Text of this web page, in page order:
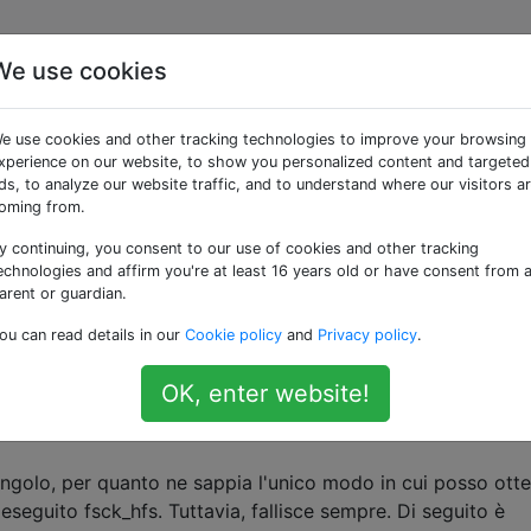
modalità utente
errori I / O nel tentativo di copiare i file. Quindi ho
per vedere se qualcosa non andava. Era. Ma poiché è il
quindi ho provato la modalità provvisoria. La
volta, ma quando ho riavviato mostra la barra di
Ogni volta che lo accendo ora, la stessa barra di
L'avvio in modalità dettagliata rivela che fsck non
per quanto ne sappia l'unico modo in cui posso
fsck_hfs. Tuttavia, fallisce sempre. Di seguito è
use cookies
use cookies and other tracking technologies to improve your browsing
on our website, to show you personalized content and targeted
to analyze our website traffic, and to understand where our visitors
from.
continuing, you consent to our use of cookies and other tracking
and affirm you're at least 16 years old or have consent from a
or guardian.
can read details in our Cookie policy and Privacy policy.
OK, enter website!